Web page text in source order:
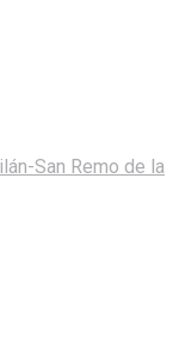
San Remo de la